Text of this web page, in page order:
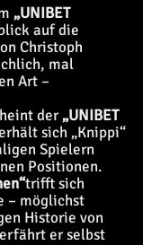
„UNIBET
auf die
Christoph
mal
Art –
der„UNIBET
sich „Knippi“
Spielern
Positionen.
trifft sich
– möglichst
Historie von
er selbst